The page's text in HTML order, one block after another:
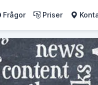
Frågor Priser